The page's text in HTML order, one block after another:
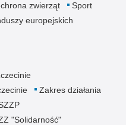
zwierząt
Sport
europejskich
Zakres działania
"Solidarność"